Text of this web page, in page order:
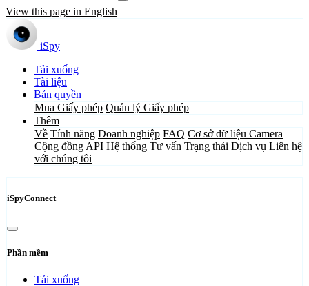
View this page in English
iSpy
Tải xuống
Tài liệu
Bản quyền
Mua Giấy phép Quản lý Giấy phép
Thêm
Về Tính năng Doanh nghiệp FAQ Cơ sở dữ liệu Camera
Cộng đồng API Hệ thống Tư vấn Trạng thái Dịch vụ Liên hệ
với chúng tôi
iSpyConnect
Phần mềm
Tải xuống